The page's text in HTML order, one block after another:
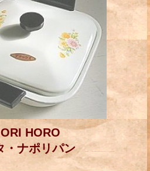
HORO
・ナポリパン